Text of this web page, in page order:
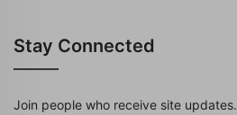
Stay Connected
Join people who receive site updates.